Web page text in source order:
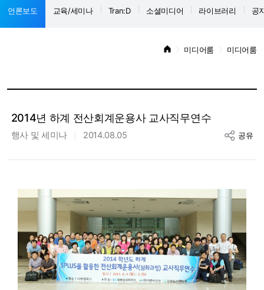
언론보도 교육/세미나 Tran:D 소셜미디어 라이브러리 공
미디어룸 미디어룸
2014년 하계 전산회계운용사 교사직무연수
행사 및 세미나 2014.08.05 공유